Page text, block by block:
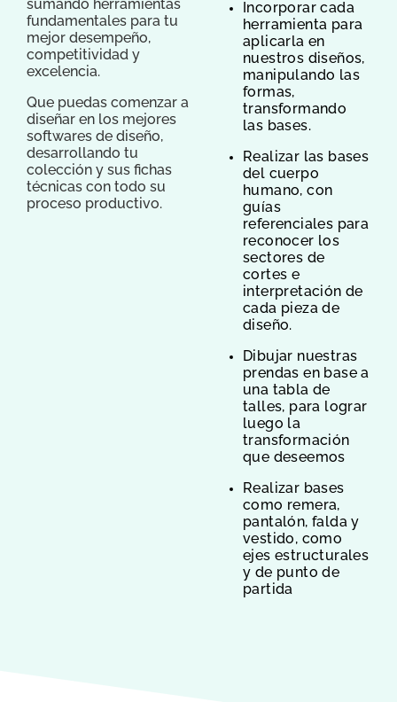
sumando herramientas
fundamentales para tu
mejor desempeño,
competitividad y
excelencia.
Que puedas comenzar a
diseñar en los mejores
softwares de diseño,
desarrollando tu
colección y sus fichas
técnicas con todo su
proceso productivo.
Incorporar cada
herramienta para
aplicarla en
nuestros diseños,
manipulando las
formas,
transformando
las bases.
Realizar las bases
del cuerpo
humano, con
guías
referenciales para
reconocer los
sectores de
cortes e
interpretación de
cada pieza de
diseño.
Dibujar nuestras
prendas en base a
una tabla de
talles, para lograr
luego la
transformación
que deseemos
Realizar bases
como remera,
pantalón, falda y
vestido, como
ejes estructurales
y de punto de
partida